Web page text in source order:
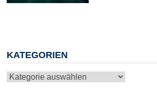
KATEGORIEN
Kategorien